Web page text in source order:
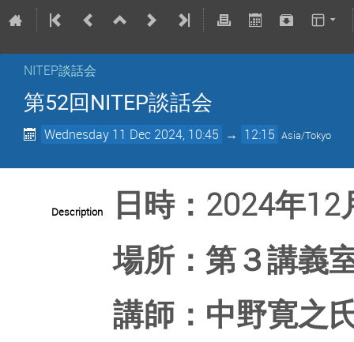
NITEP談話会
第52回NITEP談話会
Wednesday 11 Dec 2024, 10:45 → 12:15 Asia/Tokyo
Description
日時：2024年
場所：第３講義
講師：中野寛之